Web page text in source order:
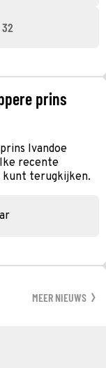
32
prins
Ivandoe
recente
kunt terugkijken.
MEER NIEUWS